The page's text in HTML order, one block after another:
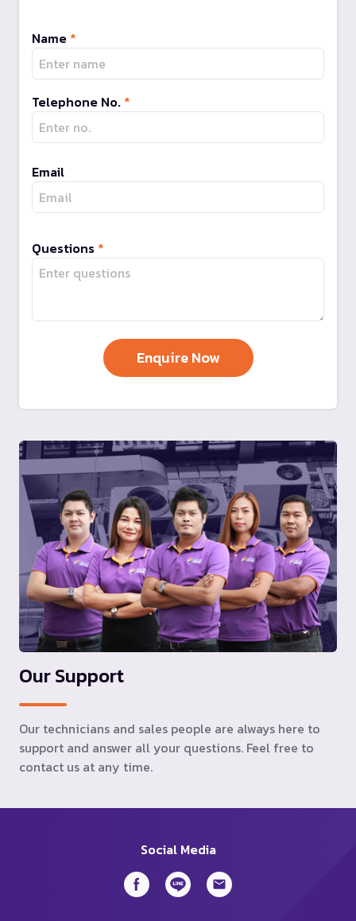
Name *
Telephone No. *
Email
Questions *
Our Support
Our technicians and sales people are always here to
support and answer all your questions. Feel free to
contact us at any time.
Social Media